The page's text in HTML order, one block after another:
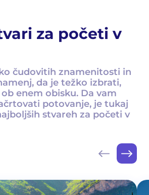
za početi v
čudovitih znamenitosti in
da je težko izbrati,
enem obisku. Da vam
potovanje, je tukaj
stvareh za početi v